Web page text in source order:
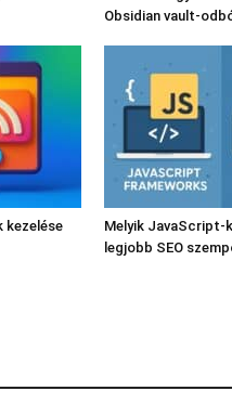
Obsidian vault-
kezelése
Melyik JavaScript-
legjobb SEO